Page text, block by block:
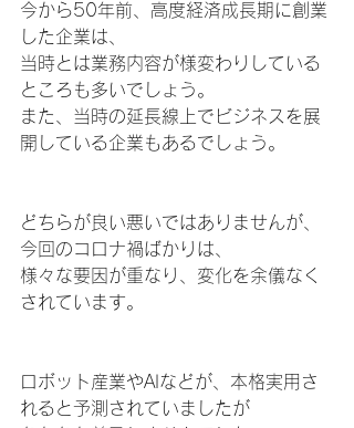
今から50年前、高度経済成長期に創業
した企業は、
当時とは業務内容が様変わりしている
ところも多いでしょう。
また、当時の延長線上でビジネスを展
開している企業もあるでしょう。
どちらが良い悪いではありませんが、
今回のコロナ禍ばかりは、
様々な要因が重なり、変化を余儀なく
されています。
ロボット産業やAIなどが、本格実用さ
れると予測されていましたが